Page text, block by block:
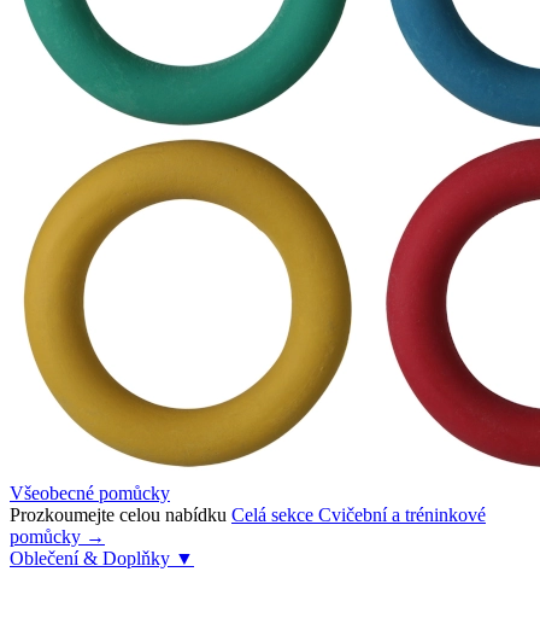
Všeobecné pomůcky
Prozkoumejte celou nabídku Celá sekce Cvičební a tréninkové
pomůcky →
Oblečení & Doplňky ▼